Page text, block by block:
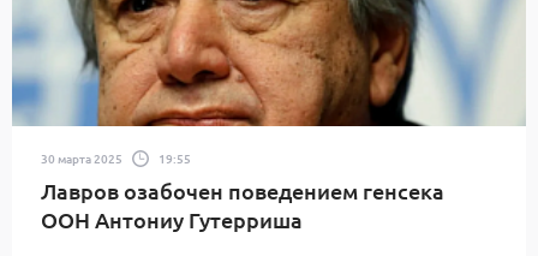
30 марта 2025 19:55
Лавров озабочен поведением генсека
ООН Антониу Гутерриша